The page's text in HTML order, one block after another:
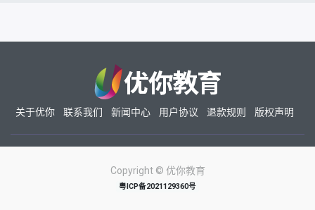
关于优你 联系我们 新闻中心 用户协议 退款规则 版权声明
Copyright © 优你教育
粤ICP备2021129360号